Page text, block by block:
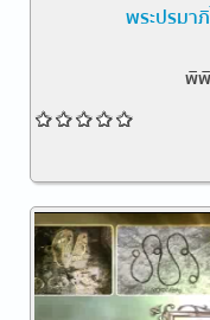
พระปรมา
พิ